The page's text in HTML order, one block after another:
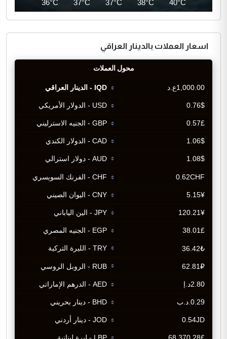
40°C
38°C
37°C
37°C
36°C
اسعار العملات بالدينار العراقي